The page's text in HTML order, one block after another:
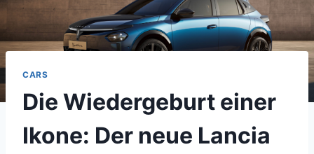
CARS
Die Wiedergeburt einer
Ikone: Der neue Lancia